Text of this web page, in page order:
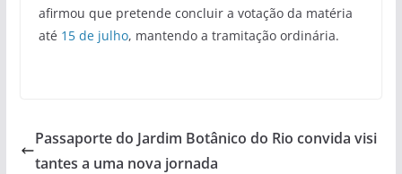
afirmou que pretende concluir a votação da matéria
até 15 de julho, mantendo a tramitação ordinária.
Passaporte do Jardim Botânico do Rio convida visi
tantes a uma nova jornada